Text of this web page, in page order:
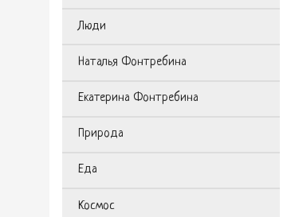
Люди
Наталья Фонтребина
Екатерина Фонтребина
Природа
Еда
Космос